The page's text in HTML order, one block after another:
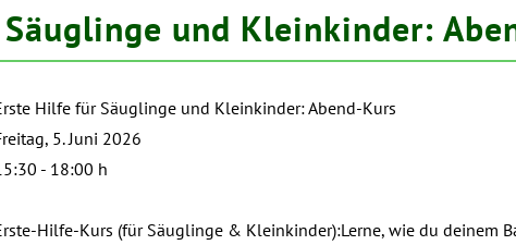
und Kleinkinder:
Hilfe für Säuglinge und Kleinkinder: Abend-Kurs
5. Juni 2026
- 18:00 h
Hilfe-Kurs (für Säuglinge & Kleinkinder):Lerne, wie du